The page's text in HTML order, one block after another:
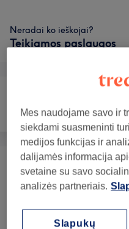
Neradai ko ieškojai?
Teikiamos paslaugos
Veidas
MASAŽAS (1 )
1)
Mes naudojame savo ir
siekdami suasmeninti
medijos funkcijas ir
dalijamės informacija
svetaine su savo
analizės partneriais.
Slapukų